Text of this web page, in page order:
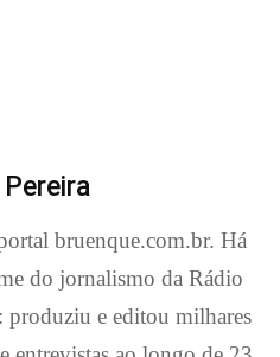
bruenque.com.br. Há
do jornalismo da Rádio
produziu e editou milhares